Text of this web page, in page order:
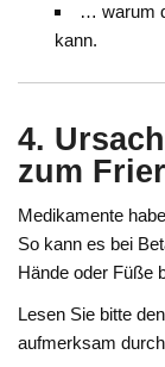
… warum
kann.
4.
zum
Medikamente
So kann es bei
Hände oder Füße
Lesen Sie bitte
aufmerksam